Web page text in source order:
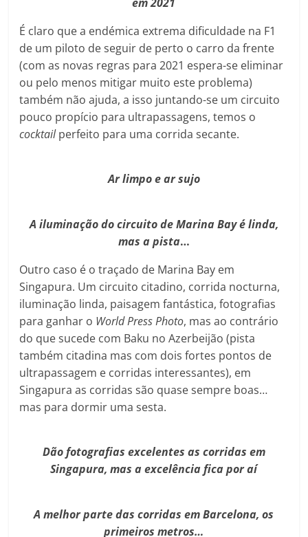
É claro que a endémica extrema dificuldade na F1
de um piloto de seguir de perto o carro da frente
(com as novas regras para 2021 espera-se eliminar
ou pelo menos mitigar muito este problema)
também não ajuda, a isso juntando-se um circuito
pouco propício para ultrapassagens, temos o
cocktailperfeito para uma corrida secante.
Ar limpo e ar sujo
A iluminação do circuito de Marina Bay é linda,
mas a pista…
Outro caso é o traçado de Marina Bay em
Singapura. Um circuito citadino, corrida nocturna,
iluminação linda, paisagem fantástica, fotografias
para ganhar o World Press Photo, mas ao contrário
do que sucede com Baku no Azerbeijão (pista
também citadina mas com dois fortes pontos de
ultrapassagem e corridas interessantes), em
Singapura as corridas são quase sempre boas…
mas para dormir uma sesta.
Dão fotografias excelentes as corridas em
Singapura, mas a excelência fica por aí
A melhor parte das corridas em Barcelona, os
primeiros metros…